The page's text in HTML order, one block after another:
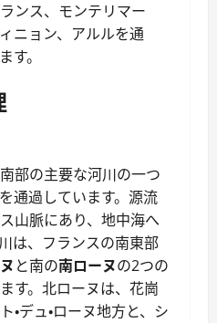
ンス、モンテリマー
ニョン、アルルを通
す。
部の主要な河川の一つ
通過しています。源流
山脈にあり、地中海へ
は、フランスの南東部
と南の南ローヌの2つの
す。北ローヌは、花崗
デュ・ローヌ地方と、シ